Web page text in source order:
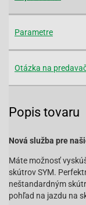
Parametre
Otázka na
Popis tovaru
Nová služba pre
Máte možnosť
skútrov SYM.
neštandardným
pohľad na jazdu na